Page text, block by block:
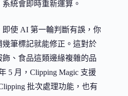
統會即時重新運算。
使 AI 第一輪判斷有誤，你
筆標記就能修正。這對於
、食品這類邊緣複雜的品
5 月，Clipping Magic 支援
批次處理功能，也有